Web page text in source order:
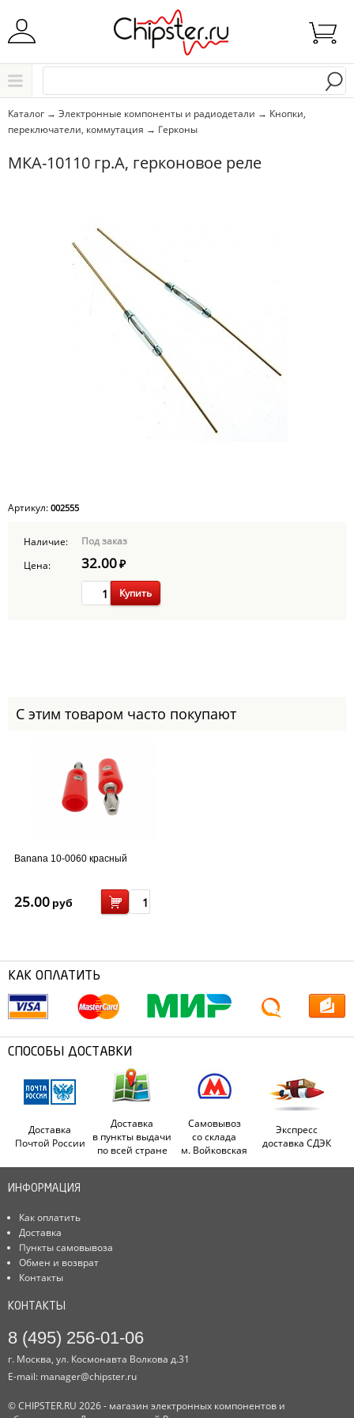
Начните водить название города..
Выбрать
Каталог → Электронные компоненты и радиодетали → Кнопки,
переключатели, коммутация → Герконы
МКА-10110 гр.А, герконовое реле
Артикул: 002555
Наличие:
Под заказ
Цена:
32.00₽
Купить
С этим товаром часто покупают
Banana 10-0060 красный
25.00 руб
КАК ОПЛАТИТЬ
СПОСОБЫ ДОСТАВКИ
Доставка
Почтой России
Доставка
в пункты выдачи
по всей стране
Самовывоз
со склада
м. Войковская
Экспресс
доставка СДЭК
ИНФОРМАЦИЯ
Как оплатить
Доставка
Пункты самовывоза
Обмен и возврат
Контакты
КОНТАКТЫ
8 (495) 256-01-06
г. Москва, ул. Космонавта Волкова д.31
E-mail: manager@chipster.ru
© CHIPSTER.RU 2026 - магазин электронных компонентов и